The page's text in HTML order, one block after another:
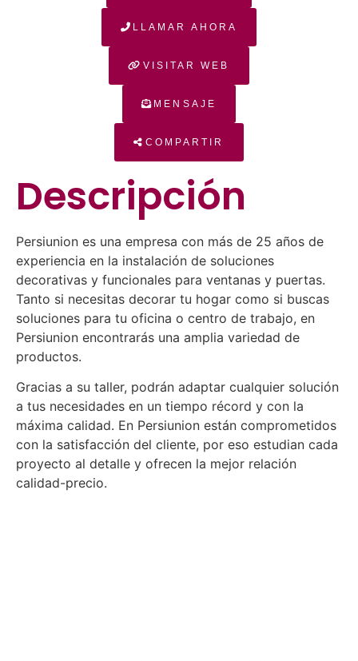
LLAMAR AHORA
VISITAR WEB
MENSAJE
COMPARTIR
Descripción
Persiunion es una empresa con más de 25 años de
experiencia en la instalación de soluciones
decorativas y funcionales para ventanas y puertas.
Tanto si necesitas decorar tu hogar como si buscas
soluciones para tu oficina o centro de trabajo, en
Persiunion encontrarás una amplia variedad de
productos.
Gracias a su taller, podrán adaptar cualquier solución
a tus necesidades en un tiempo récord y con la
máxima calidad. En Persiunion están comprometidos
con la satisfacción del cliente, por eso estudian cada
proyecto al detalle y ofrecen la mejor relación
calidad-precio.